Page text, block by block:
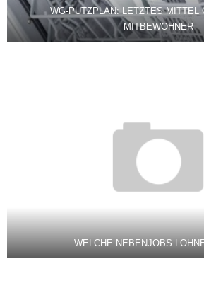
WG-PUTZPLAN: LETZTES MITTEL
MITBEWOHNER
WELCHE NEBENJOBS